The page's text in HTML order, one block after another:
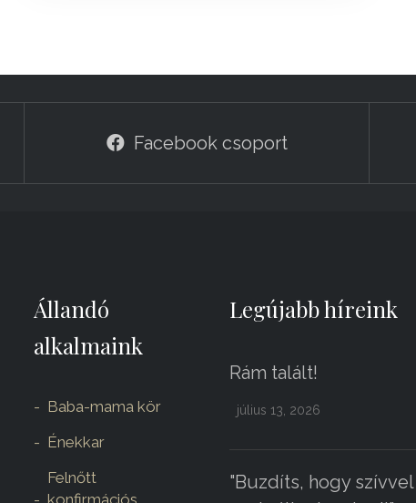
Facebook csoport
Állandó
alkalmaink
Baba-mama kör
Énekkar
Felnőtt
Legújabb híreink
Rám talált!
július 13, 2026
"Buzdíts, hogy szívvel